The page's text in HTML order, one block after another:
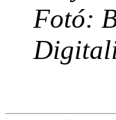
Fotó: